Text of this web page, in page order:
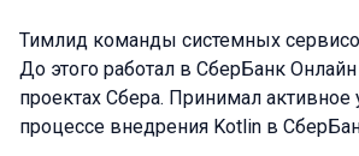
Тимлид команды системных
До этого работал в СберБанк
проектах Сбера. Принимал активное
процессе внедрения Kotlin в